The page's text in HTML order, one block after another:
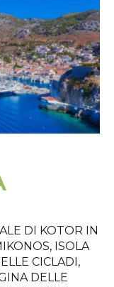
DI KOTOR IN
ISOLA
CICLADI,
DELLE